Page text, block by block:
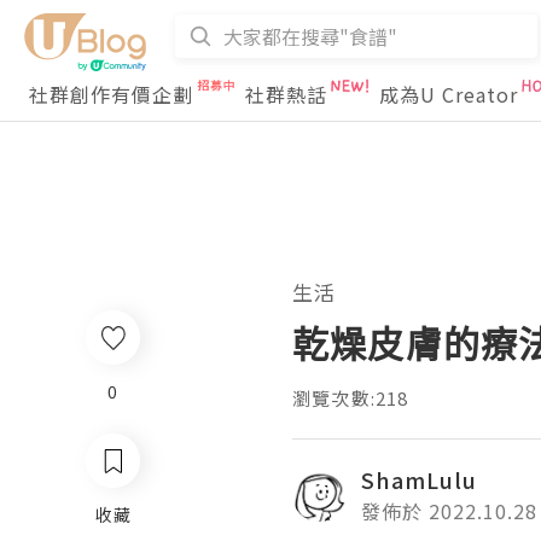
社群創作有價企劃 社群熱話 成為U Creator
生活
乾燥皮膚的療
瀏覽次數:218
ShamLulu
發佈於 2022.10.28
0
收藏